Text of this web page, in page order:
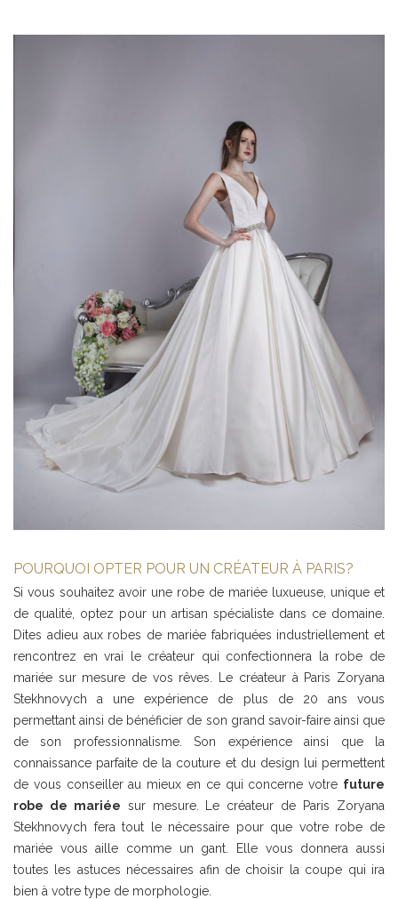
POURQUOI OPTER POUR UN CRÉATEUR À PARIS?
Si vous souhaitez avoir une robe de mariée luxueuse, unique et
de qualité, optez pour un artisan spécialiste dans ce domaine.
Dites adieu aux robes de mariée fabriquées industriellement et
rencontrez en vrai le créateur qui confectionnera la robe de
mariée sur mesure de vos rêves. Le créateur à Paris Zoryana
Stekhnovych a une expérience de plus de 20 ans vous
permettant ainsi de bénéficier de son grand savoir-faire ainsi que
de son professionnalisme. Son expérience ainsi que la
connaissance parfaite de la couture et du design lui permettent
de vous conseiller au mieux en ce qui concerne votre future
robe de mariée sur mesure. Le créateur de Paris Zoryana
Stekhnovych fera tout le nécessaire pour que votre robe de
mariée vous aille comme un gant. Elle vous donnera aussi
toutes les astuces nécessaires afin de choisir la coupe qui ira
bien à votre type de morphologie.